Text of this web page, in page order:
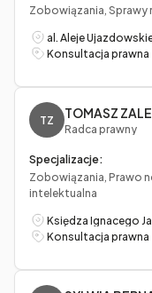
Zobowiązania, Sprawy
al. Aleje
Konsultacja prawna
TZ TOMASZ
Radca prawny
Specjalizacje:
Zobowiązania, Prawo
intelektualna
Księdza Ignacego
Konsultacja prawna